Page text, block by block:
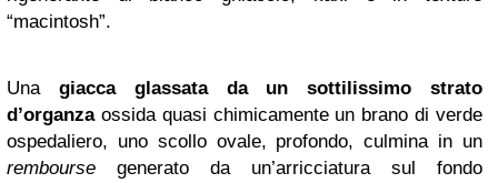
“macintosh”.
Una giacca glassata da un sottilissimo strato
d’organzaossida quasi chimicamente un brano di verde
ospedaliero, uno scollo ovale, profondo, culmina in un
rembourse generato da un’arricciatura sul fondo